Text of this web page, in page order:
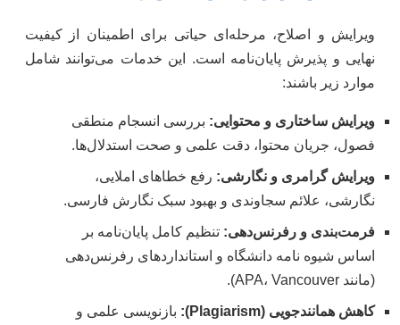
ویرایش و اصلاح، مرحله‌ای حیاتی برای اطمینان از کیفیت
نهایی و پذیرش پایان‌نامه است. این خدمات می‌توانند شامل
موارد زیر باشند:
ویرایش ساختاری و محتوایی: بررسی انسجام منطقی
فصول، جریان محتوا، دقت علمی و صحت استدلال‌ها.
ویرایش گرامری و نگارشی: رفع خطاهای املایی،
نگارشی، علائم سجاوندی و بهبود سبک نگارش فارسی.
فرمت‌بندی و رفرنس‌دهی: تنظیم کامل پایان‌نامه بر
اساس شیوه نامه دانشگاه و استانداردهای رفرنس‌دهی
(مانند APA، Vancouver).
کاهش همانندجویی (Plagiarism):
بازنویسی علمی و